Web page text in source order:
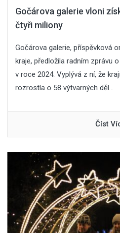
Gočárova galerie vloni
čtyři miliony
Gočárova galerie, příspěvková
kraje, předložila radním zprávu
v roce 2024. Vyplývá z ní, že
rozrostla o 58 výtvarných děl...
Číst